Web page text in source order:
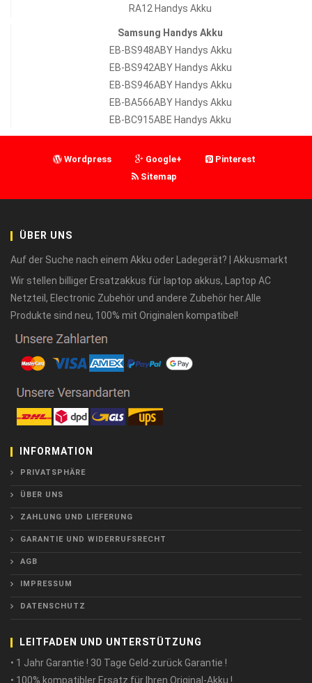
RA12 Handys Akku
Samsung Handys Akku
EB-BS948ABY Handys Akku
EB-BS942ABY Handys Akku
EB-BS946ABY Handys Akku
EB-BA566ABY Handys Akku
EB-BC915ABE Handys Akku
Wordpress Google+
Pinterest
Sitemap
ÜBER UNS
Auf der Suche nach einem Akku oder Ladegerät? | Akkusmarkt
Wir stellen billiger Ersatzakkus für laptop akkus, Laptop AC
Netzteil, Electronic Zubehör und andere Zubehör her.Alle
Produkte sind neu, 100% mit Originalen kompatibel!
INFORMATION
PRIVATSPHÄRE
ÜBER UNS
ZAHLUNG UND LIEFERUNG
GARANTIE UND WIDERRUFSRECHT
AGB
IMPRESSUM
DATENSCHUTZ
LEITFADEN UND UNTERSTÜTZUNG
• 1 Jahr Garantie ! 30 Tage Geld-zurück Garantie !
• 100% kompatibler Ersatz für Ihren Original-Akku !